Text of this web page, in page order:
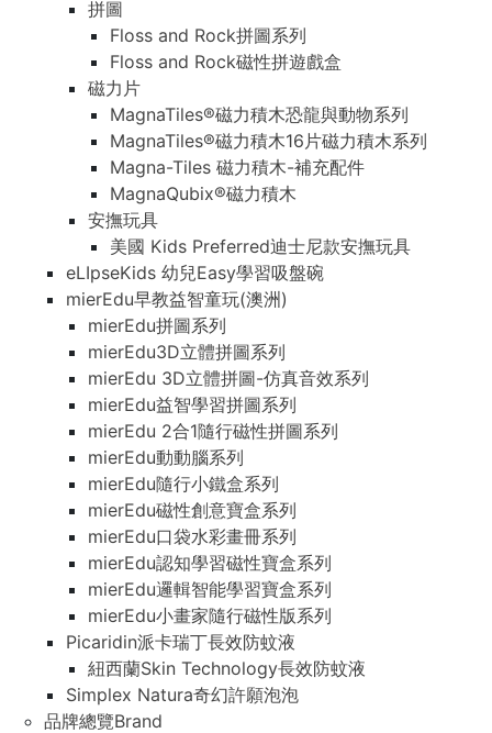
拼圖
Floss and Rock拼圖系列
Floss and Rock磁性拼遊戲盒
磁力片
MagnaTiles®磁力積木恐龍與動物系列
MagnaTiles®磁力積木16片磁力積木系列
Magna-Tiles 磁力積木-補充配件
MagnaQubix®磁力積木
安撫玩具
美國 Kids Preferred迪士尼款安撫玩具
eLIpseKids 幼兒Easy學習吸盤碗
mierEdu早教益智童玩(澳洲)
mierEdu拼圖系列
mierEdu3D立體拼圖系列
mierEdu 3D立體拼圖-仿真音效系列
mierEdu益智學習拼圖系列
mierEdu 2合1隨行磁性拼圖系列
mierEdu動動腦系列
mierEdu隨行小鐵盒系列
mierEdu磁性創意寶盒系列
mierEdu口袋水彩畫冊系列
mierEdu認知學習磁性寶盒系列
mierEdu邏輯智能學習寶盒系列
mierEdu小畫家隨行磁性版系列
Picaridin派卡瑞丁長效防蚊液
紐西蘭Skin Technology長效防蚊液
Simplex Natura奇幻許願泡泡
品牌總覽Brand